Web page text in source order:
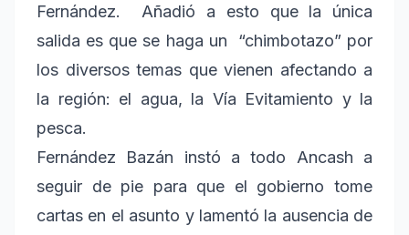
Fernández. Añadió a esto que la única
salida es que se haga un “chimbotazo” por
los diversos temas que vienen afectando a
la región: el agua, la Vía Evitamiento y la
pesca.
Fernández Bazán instó a todo Ancash a
seguir de pie para que el gobierno tome
cartas en el asunto y lamentó la ausencia de